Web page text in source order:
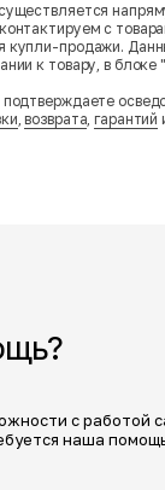
с
купли-продажи.
к товару, в блоке
,возврата,гарантий
с работой
наша